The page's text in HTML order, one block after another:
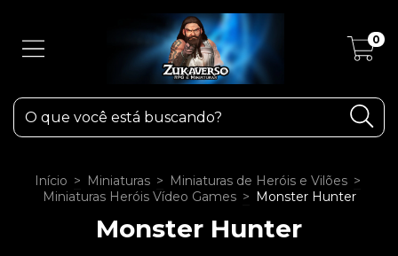
0
Início > Miniaturas > Miniaturas de Heróis e Vilões >
Miniaturas Heróis Vídeo Games > Monster Hunter
Monster Hunter